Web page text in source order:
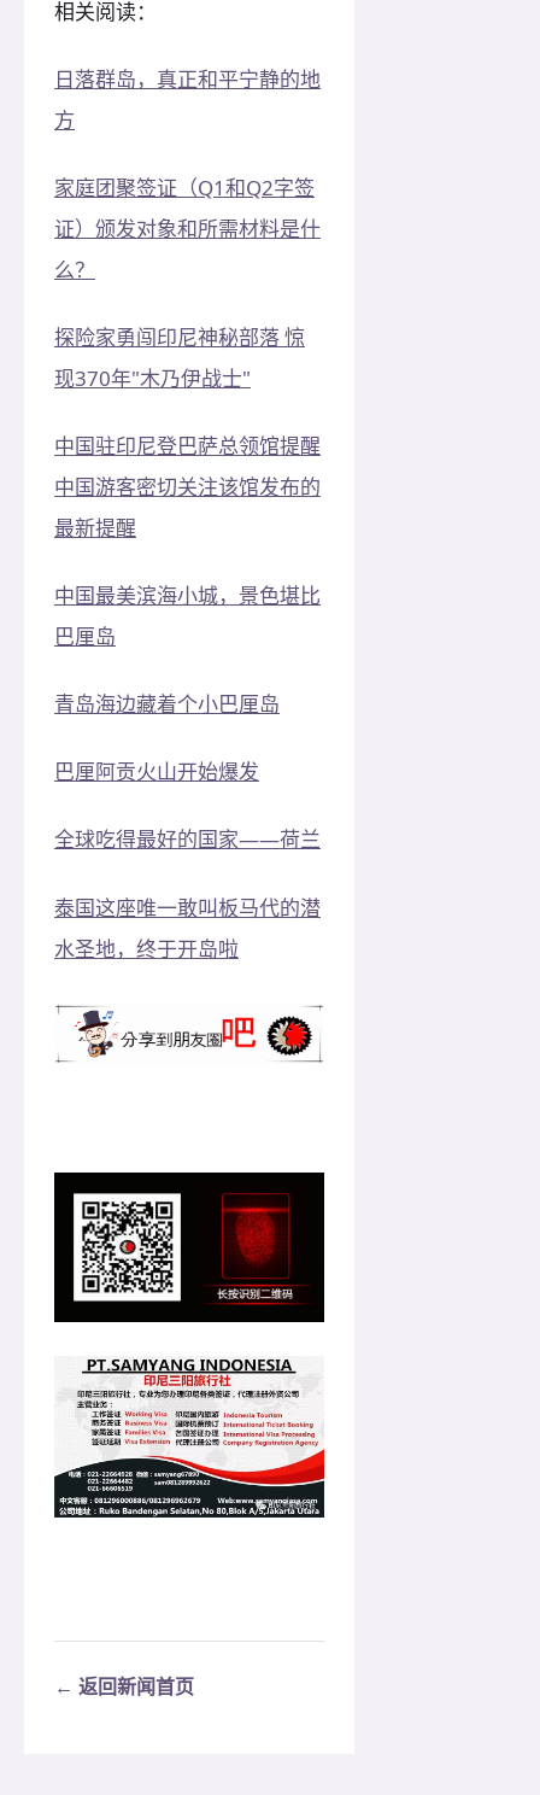
相关阅读：
日落群岛，真正和平宁静的地
方
家庭团聚签证（Q1和Q2字签
证）颁发对象和所需材料是什
么？
探险家勇闯印尼神秘部落 惊
现370年"木乃伊战士"
中国驻印尼登巴萨总领馆提醒
中国游客密切关注该馆发布的
最新提醒
中国最美滨海小城，景色堪比
巴厘岛
青岛海边藏着个小巴厘岛
巴厘阿贡火山开始爆发
全球吃得最好的国家——荷兰
泰国这座唯一敢叫板马代的潜
水圣地，终于开岛啦
← 返回新闻首页